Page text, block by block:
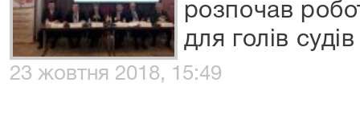
розпочав
для голів
23 жовтня 2018, 15:49